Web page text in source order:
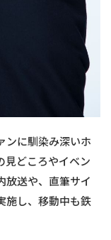
ンに馴染み深いホ
見どころやイベン
放送や、直筆サイ
施し、移動中も鉄